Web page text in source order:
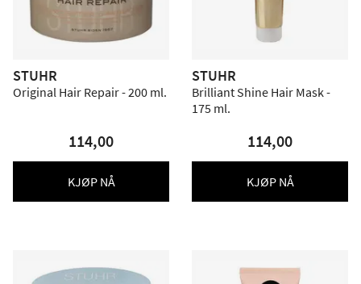
STUHR
Original Hair Repair - 200 ml.
114,00
KJØP NÅ
STUHR
Brilliant Shine Hair Mask -
175 ml.
114,00
KJØP NÅ